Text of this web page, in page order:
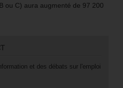
ou C) aura augmenté de 97 200
et des débats sur l'emploi